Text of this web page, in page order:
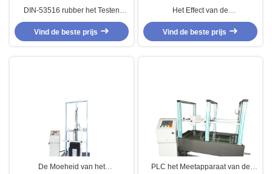
DIN-53516 rubber het Testen
Machine, de Testmachine van de
Schuringsweerstand
Vind de beste prijs
Het Effect van de
bagageschommeling het Testen
Machine met PLC Controle en
Pneumatische Controle
Vind de beste prijs
De Moeheid van het
PLC het Meetapparaat van de